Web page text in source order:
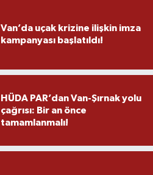
Van’da uçak krizine ilişkin imza
kampanyası başlatıldı!
HÜDA PAR’dan Van-Şırnak yolu
çağrısı: Bir an önce
tamamlanmalı!